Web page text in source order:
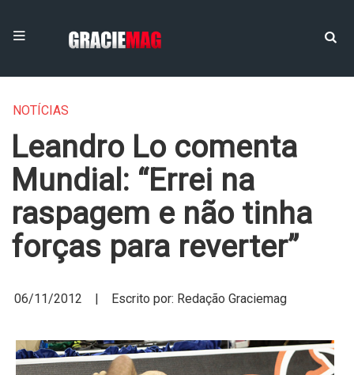
NOTÍCIAS
Leandro Lo comenta
Mundial: “Errei na
raspagem e não tinha
06/11/2012 | Escrito por: Redação Graciemag